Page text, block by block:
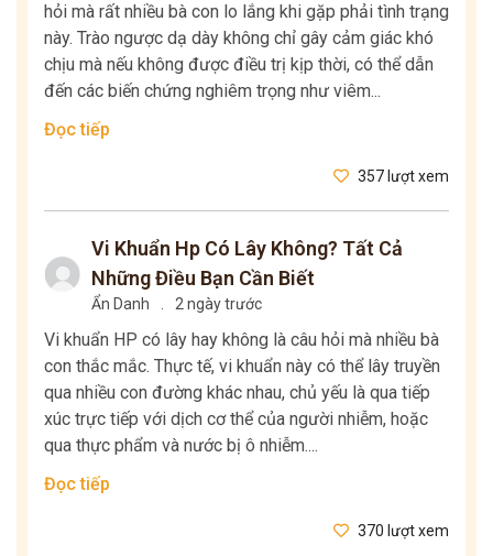
hỏi mà rất nhiều bà con lo lắng khi gặp phải tình trạng
này. Trào ngược dạ dày không chỉ gây cảm giác khó
chịu mà nếu không được điều trị kịp thời, có thể dẫn
đến các biến chứng nghiêm trọng như viêm...
Đọc tiếp
357 lượt xem
Vi Khuẩn Hp Có Lây Không? Tất Cả
Những Điều Bạn Cần Biết
Ẩn Danh 2 ngày trước
Vi khuẩn HP có lây hay không là câu hỏi mà nhiều bà
con thắc mắc. Thực tế, vi khuẩn này có thể lây truyền
qua nhiều con đường khác nhau, chủ yếu là qua tiếp
xúc trực tiếp với dịch cơ thể của người nhiễm, hoặc
qua thực phẩm và nước bị ô nhiễm....
Đọc tiếp
370 lượt xem